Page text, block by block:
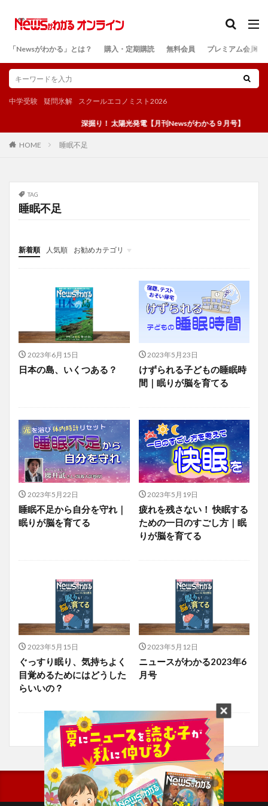
「Newsがわかる」とは？ 購入・定期購読 無料会員 プレミアム会員
中学受験 疑問氷解 スクールエコノミスト2026
深掘り！ 太陽光発電【月刊Newsがわかる９月号】
HOME 睡眠不足
TAG
睡眠不足
新着順 人気順
お勧めカテゴリ
投稿
学び
マンガ
電子書籍
2023年6月15日
日本の島、いくつある？
2023年5月23日
けずられる子どもの睡眠時
間｜眠りが脳を育てる
2023年5月22日
睡眠不足から自分を守れ｜
眠りが脳を育てる
2023年5月19日
疲れを残さない！ 快眠する
ための一日のすごし方｜眠
りが脳を育てる
2023年5月15日
ぐっすり眠り、気持ちよく
目覚めるためにはどうした
らいいの？
2023年5月12日
ニュースがわかる2023年6
月号
検索